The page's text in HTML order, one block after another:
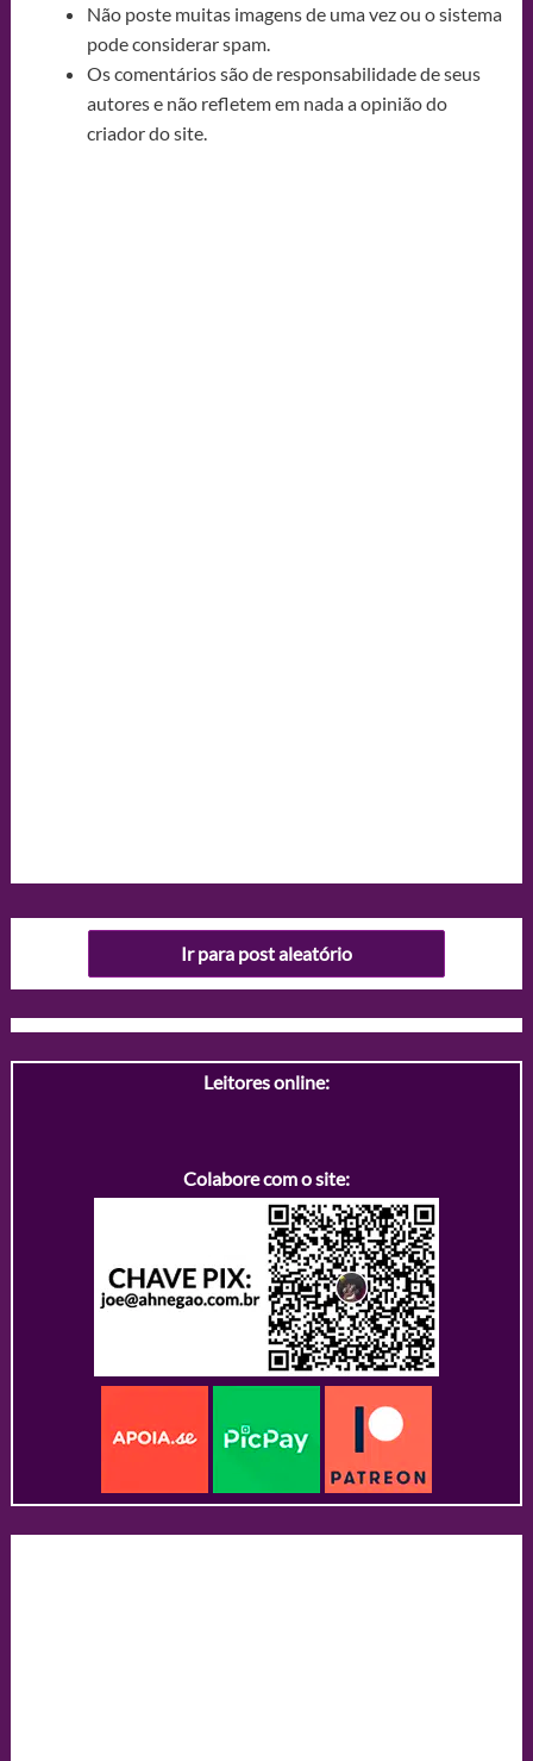
Não poste muitas imagens de uma vez ou o sistema
pode considerar spam.
Os comentários são de responsabilidade de seus
autores e não refletem em nada a opinião do
criador do site.
Ir para post aleatório
Leitores online:
Colabore com o site: